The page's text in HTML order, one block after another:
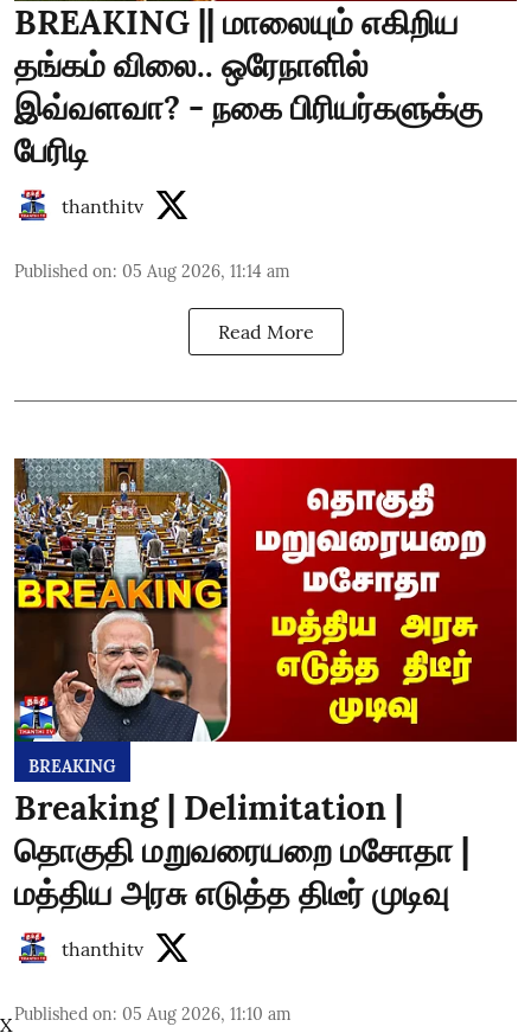
BREAKING || மாலையும் எகிறிய
தங்கம் விலை.. ஒரேநாளில்
இவ்வளவா? - நகை பிரியர்களுக்கு
பேரிடி
thanthitv
Published on: 05 Aug 2026, 11:14 am
Read More
BREAKING
Breaking | Delimitation |
தொகுதி மறுவரையறை மசோதா |
மத்திய அரசு எடுத்த திடீர் முடிவு
thanthitv
Published on: 05 Aug 2026, 11:10 am
X